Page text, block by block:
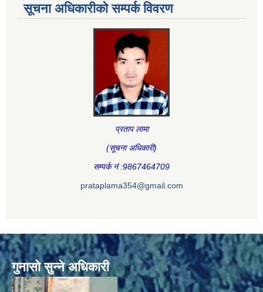
सूचना अधिकारीकाे सम्पर्क विवरण
प्रताप लामा
(सूचना अधिकारी)
सम्पर्क नं :9867464709
prataplama354@gmail.com
गुनासो सुन्ने अधिकारी